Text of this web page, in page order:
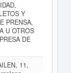
Y
PRENSA,
U OTROS
DE
11,